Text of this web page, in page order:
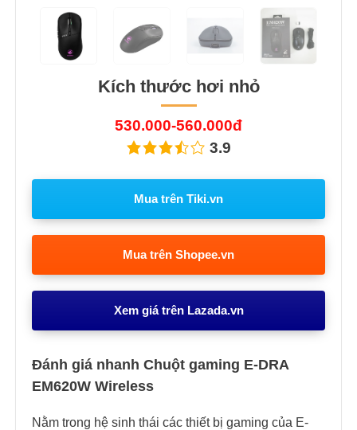
Kích thước hơi nhỏ
530.000-560.000đ
3.9
Mua trên Tiki.vn
Mua trên Shopee.vn
Xem giá trên Lazada.vn
Đánh giá nhanh Chuột gaming E-DRA
EM620W Wireless
Nằm trong hệ sinh thái các thiết bị gaming của E-